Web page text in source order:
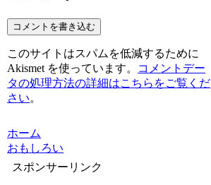
コメントを書き込む
このサイトはスパムを低減するために
Akismet を使っています。
コメントデー
タの処理方法の詳細はこちらをご覧くだ
さい。
ホーム
おもしろい
スポンサーリンク